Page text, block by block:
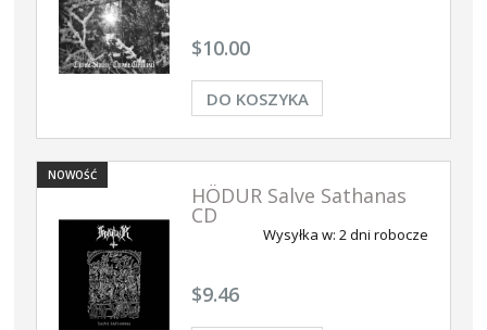
$10.00
DO KOSZYKA
HÖDUR Salve Sathanas
CD
Wysyłka w: 2 dni robocze
$9.46
NOWOŚĆ